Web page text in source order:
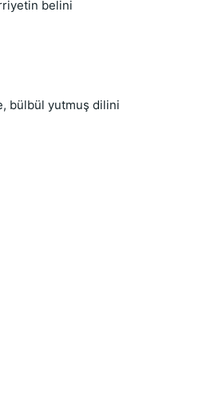
belini
bülbül yutmuş dilini